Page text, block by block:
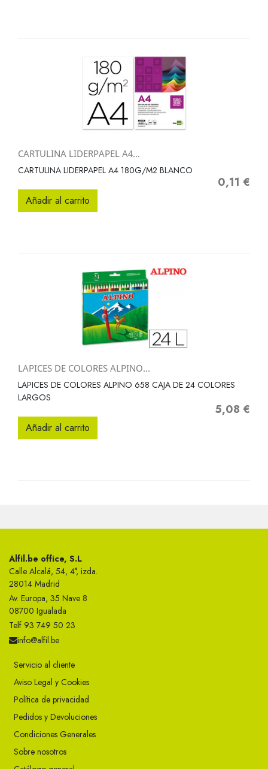
CARTULINA LIDERPAPEL A4...
CARTULINA LIDERPAPEL A4 180G/M2 BLANCO
Precio
0,11 €
Añadir al carrito
LAPICES DE COLORES ALPINO...
LAPICES DE COLORES ALPINO 658 CAJA DE 24 COLORES
LARGOS
Precio
5,08 €
Añadir al carrito
Alfil.be office, S.L
Calle Alcalá, 54, 4°, izda.
28014 Madrid
Av. Europa, 35 Nave 8
08700 Igualada
Telf 93 749 50 23
info@alfil.be
Servicio al cliente
Aviso Legal y Cookies
Política de privacidad
Pedidos y Devoluciones
Condiciones Generales
Sobre nosotros